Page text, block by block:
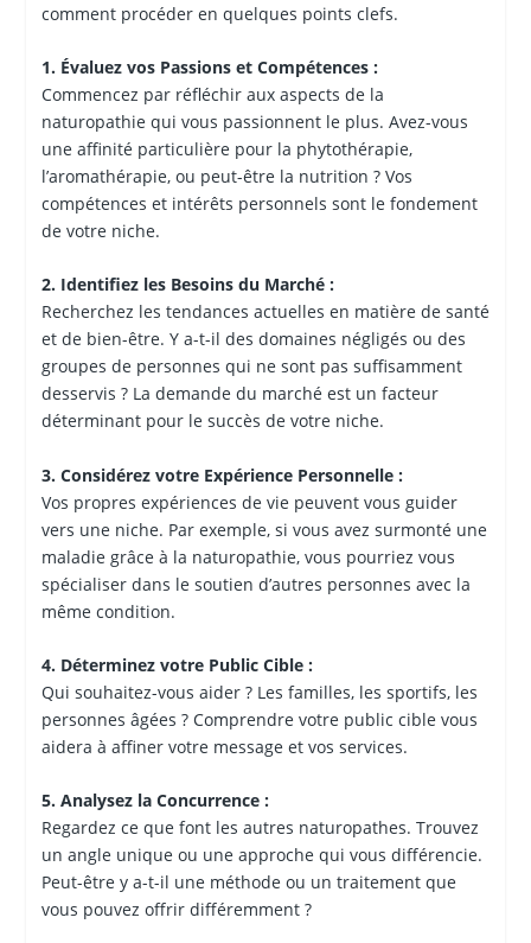
comment procéder en quelques points clefs.
1. Évaluez vos Passions et Compétences :
Commencez par réfléchir aux aspects de la
naturopathie qui vous passionnent le plus. Avez-vous
une affinité particulière pour la phytothérapie,
l’aromathérapie, ou peut-être la nutrition ? Vos
compétences et intérêts personnels sont le fondement
de votre niche.
2. Identifiez les Besoins du Marché :
Recherchez les tendances actuelles en matière de santé
et de bien-être. Y a-t-il des domaines négligés ou des
groupes de personnes qui ne sont pas suffisamment
desservis ? La demande du marché est un facteur
déterminant pour le succès de votre niche.
3. Considérez votre Expérience Personnelle :
Vos propres expériences de vie peuvent vous guider
vers une niche. Par exemple, si vous avez surmonté une
maladie grâce à la naturopathie, vous pourriez vous
spécialiser dans le soutien d’autres personnes avec la
même condition.
4. Déterminez votre Public Cible :
Qui souhaitez-vous aider ? Les familles, les sportifs, les
personnes âgées ? Comprendre votre public cible vous
aidera à affiner votre message et vos services.
5. Analysez la Concurrence :
Regardez ce que font les autres naturopathes. Trouvez
un angle unique ou une approche qui vous différencie.
Peut-être y a-t-il une méthode ou un traitement que
vous pouvez offrir différemment ?